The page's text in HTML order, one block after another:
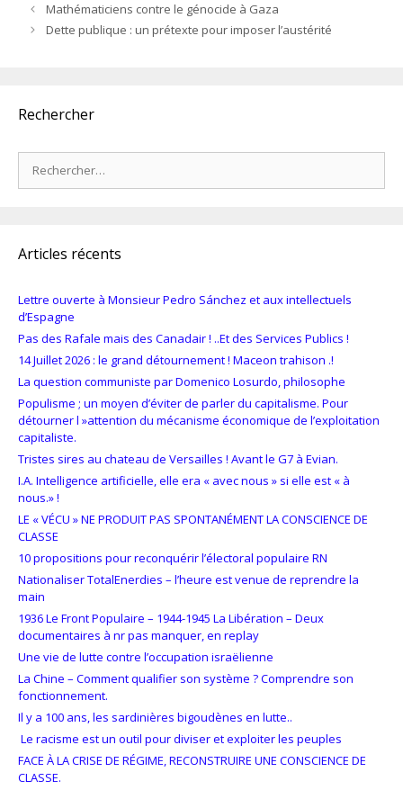
Mathématiciens contre le génocide à Gaza
Dette publique : un prétexte pour imposer l’austérité
Rechercher
Articles récents
Lettre ouverte à Monsieur Pedro Sánchez et aux intellectuels
d’Espagne
Pas des Rafale mais des Canadair ! ..Et des Services Publics !
14 Juillet 2026 : le grand détournement ! Maceon trahison .!
La question communiste par Domenico Losurdo, philosophe
Populisme ; un moyen d’éviter de parler du capitalisme. Pour
détourner l »attention du mécanisme économique de l’exploitation
capitaliste.
Tristes sires au chateau de Versailles ! Avant le G7 à Evian.
I.A. Intelligence artificielle, elle era « avec nous » si elle est « à
nous.» !
LE « VÉCU » NE PRODUIT PAS SPONTANÉMENT LA CONSCIENCE DE
CLASSE
10 propositions pour reconquérir l’électoral populaire RN
Nationaliser TotalEnerdies – l’heure est venue de reprendre la
main
1936 Le Front Populaire – 1944-1945 La Libération – Deux
documentaires à nr pas manquer, en replay
Une vie de lutte contre l’occupation israëlienne
La Chine – Comment qualifier son système ? Comprendre son
fonctionnement.
Il y a 100 ans, les sardinières bigoudènes en lutte..
Le racisme est un outil pour diviser et exploiter les peuples
FACE À LA CRISE DE RÉGIME, RECONSTRUIRE UNE CONSCIENCE DE
CLASSE.